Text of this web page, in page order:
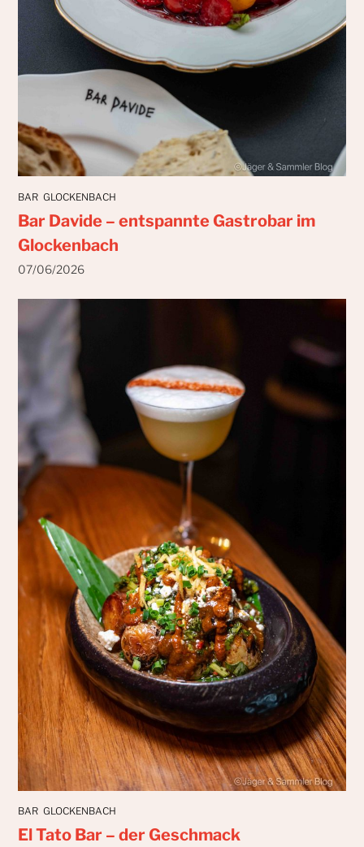
BAR GLOCKENBACH
Bar Davide – entspannte Gastrobar im
Glockenbach
07/06/2026
BAR GLOCKENBACH
El Tato Bar – der Geschmack